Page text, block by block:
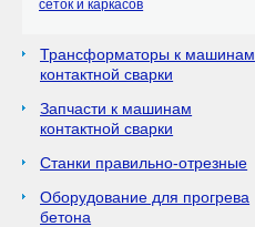
сеток и каркасов
Трансформаторы к машинам
контактной сварки
Запчасти к машинам
контактной сварки
Станки правильно-отрезные
Оборудование для прогрева
бетона